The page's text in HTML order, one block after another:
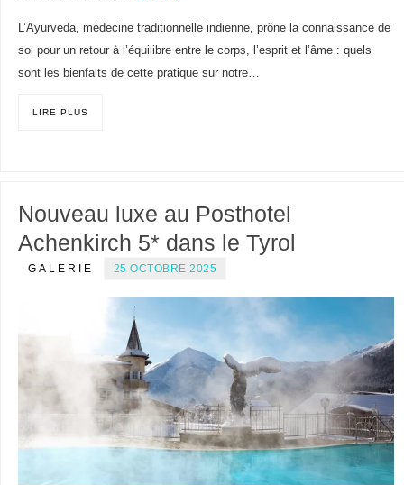
L’Ayurveda, médecine traditionnelle indienne, prône la connaissance de
soi pour un retour à l’équilibre entre le corps, l’esprit et l’âme : quels
sont les bienfaits de cette pratique sur notre…
LIRE PLUS
Nouveau luxe au Posthotel
Achenkirch 5* dans le Tyrol
GALERIE 25 OCTOBRE 2025